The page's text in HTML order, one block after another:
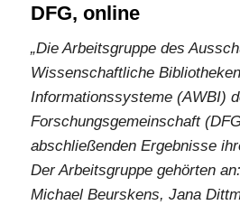
DFG, online
„Die Arbeitsgruppe des
Wissenschaftliche
Informationssysteme (AWBI)
Forschungsgemeinschaft
abschließenden Ergebnisse
Der Arbeitsgruppe gehörten
Michael Beurskens, Jana